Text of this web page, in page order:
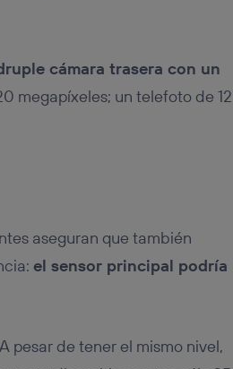
cámara trasera con un
megapíxeles; un telefoto de 12
aseguran que también
el sensor principal podría
pesar de tener el mismo nivel,